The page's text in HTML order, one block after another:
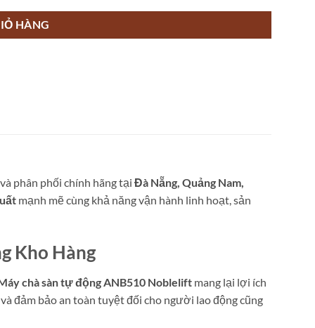
HÀNG
phân phối chính hãng tại Đà Nẵng, Quảng Nam,
mạnh mẽ cùng khả năng vận hành linh hoạt, sản
Kho Hàng
chà sàn tự động ANB510 Noblelift mang lại lợi ích
đảm bảo an toàn tuyệt đối cho người lao động cũng